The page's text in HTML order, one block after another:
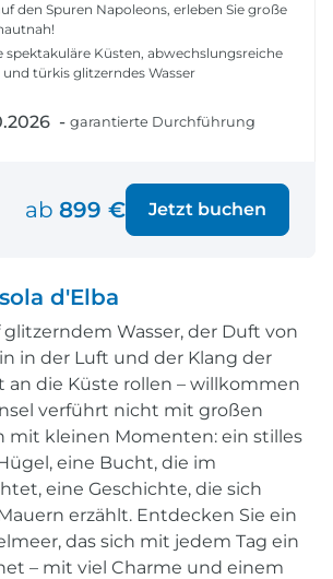
den Spuren Napoleons, erleben Sie große
spektakuläre Küsten, abwechslungsreiche
türkis glitzerndes Wasser
- garantierte Durchführung
ab 899 € Jetzt buchen
d'Elba
Wasser, der Duft von
in der Luft und der Klang der
an die Küste rollen – willkommen
verführt nicht mit großen
mit kleinen Momenten: ein stilles
eine Bucht, die im
eine Geschichte, die sich
erzählt. Entdecken Sie ein
das sich mit jedem Tag ein
– mit viel Charme und einem